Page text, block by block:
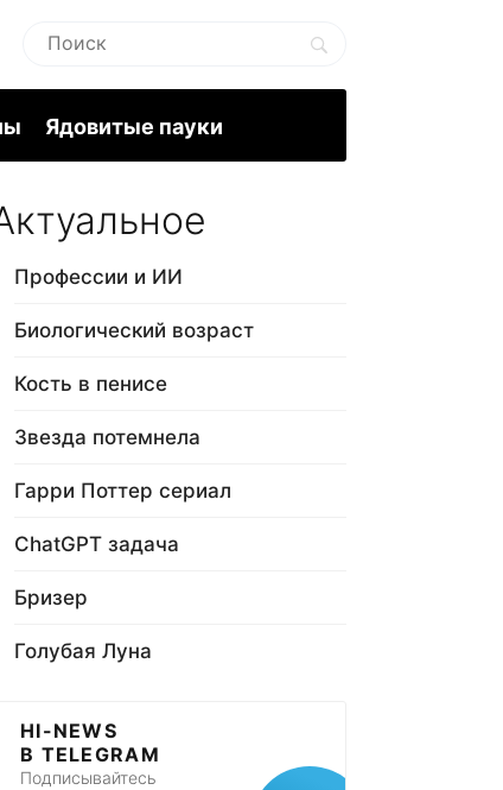
Ядовитые пауки
Профессии и ИИ
Биологический возраст
Кость в пенисе
Звезда потемнела
Гарри Поттер сериал
ChatGPT задача
Бризер
Голубая Луна
HI-NEWS
В TELEGRAM
Подписывайтесь